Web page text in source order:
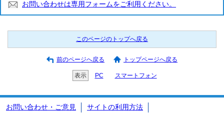
お問い合わせは専用フォームをご利用ください。
このページのトップへ戻る
前のページへ戻る トップページへ戻る
表示 PC スマートフォン
お問い合わせ・ご意見 サイトの利用方法